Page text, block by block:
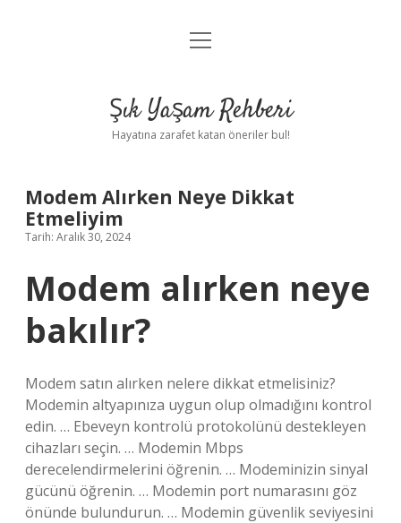
Anasayfa
Yasal Uyarı
menüyü
Şık Yaşam Rehberi
Hayatına zarafet katan öneriler bul!
Modem Alırken Neye Dikkat
Etmeliyim
Tarih: Aralık 30, 2024
Modem alırken neye
bakılır?
Modem satın alırken nelere dikkat etmelisiniz?
Modemin altyapınıza uygun olup olmadığını kontrol
edin. … Ebeveyn kontrolü protokolünü destekleyen
cihazları seçin. … Modemin Mbps
derecelendirmelerini öğrenin. … Modeminizin sinyal
gücünü öğrenin. … Modemin port numarasını göz
önünde bulundurun. … Modemin güvenlik seviyesini